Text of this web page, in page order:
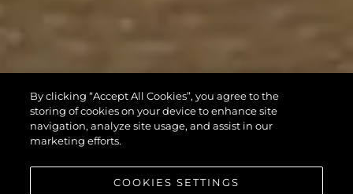
By clicking “Accept All Cookies”, you agree to the
storing of cookies on your device to enhance site
navigation, analyze site usage, and assist in our
marketing efforts.
COOKIES SETTINGS